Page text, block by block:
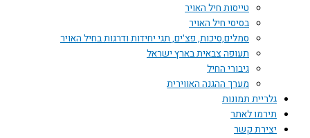
טייסות חיל האויר
בסיסי חיל האויר
סמלים,סיכות, פצ'ים, תגי יחידות ודרגות בחיל האויר
תעופה צבאית בארץ ישראל
גיבורי החיל
מערך ההגנה האווירית
גלריית תמונות
תירמו לאתר
יצירת קשר